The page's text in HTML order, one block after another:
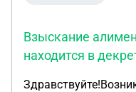
Взыскание
находится в